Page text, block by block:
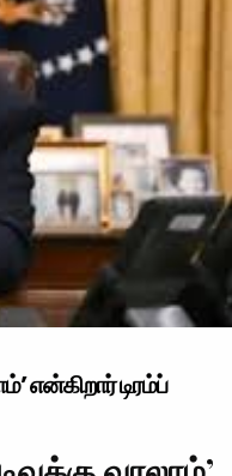
என்கிறார் டிரம்ப்